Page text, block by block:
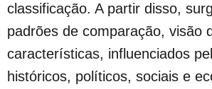
classificação. A partir disso,
padrões de comparação, visão
características, influenciados
históricos, políticos, sociais e